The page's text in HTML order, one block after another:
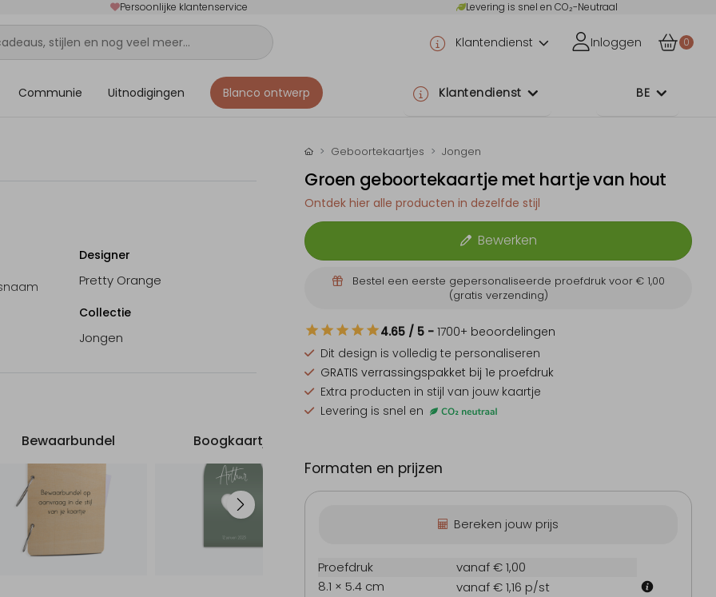
Persoonlijke klantenservice Levering is snel en CO₂-Neutraal
Klantendienst Inloggen 0
Communie Uitnodigingen Blanco ontwerp Klantendienst BE
Designer
Pretty Orange
Collectie
Jongen
Bewaarbundel Boogkaartje
Geboortekaartjes Jongen
Groen geboortekaartje met hartje van hout
Ontdek hier alle producten in dezelfde stijl
Bewerken
Bestel een eerste gepersonaliseerde proefdruk voor € 1,00
(gratis verzending)
4.65 / 5 - 1700+ beoordelingen
Dit design is volledig te personaliseren
GRATIS verrassingspakket bij 1e proefdruk
Extra producten in stijl van jouw kaartje
Levering is snel en
Formaten en prijzen
Bereken jouw prijs
Proefdruk
vanaf € 1,00
8.1 × 5.4 cm
vanaf € 1,16 p/st